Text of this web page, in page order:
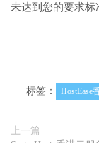
未达到您的要求标
标签： HostEase
上一篇